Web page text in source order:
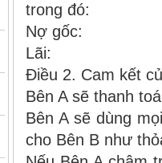
trong đó:
Nợ gốc:
Lãi:
Điều 2. Cam kết
Bên A sẽ thanh
Bên A sẽ dùng
cho Bên B như